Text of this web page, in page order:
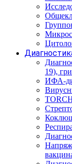
19),
ИФА-